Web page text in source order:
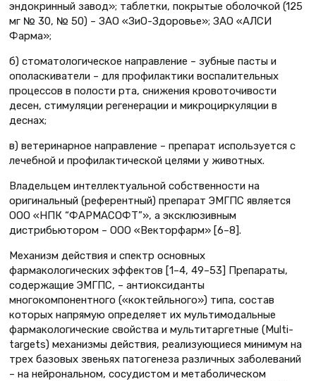
эндокринный завод»; таблетки, покрытые оболочкой (125
мг № 30, № 50) – ЗАО «ЗиО-Здоровье»; ЗАО «АЛСИ
Фарма»;
б) стоматологическое направление – зубные пасты и
ополаскиватели – для профилактики воспалительных
процессов в полости рта, снижения кровоточивости
десен, стимуляции регенерации и микроциркуляции в
деснах;
в) ветеринарное направление – препарат используется с
лечебной и профилактической целями у животных.
Владельцем интеллектуальной собственности на
оригинальный (референтный) препарат ЭМГПС является
ООО «НПК “ФАРМАСОФТ”», а эксклюзивным
дистрибьютором – ООО «Векторфарм» [6–8].
Механизм действия и спектр основных
фармакологических эффектов [1–4, 49–53] Препараты,
содержащие ЭМГПС, – антиоксиданты
многокомпонентного («коктейльного») типа, состав
которых напрямую определяет их мультимодальные
фармакологические свойства и мультитаргетные (Multi-
targets) механизмы действия, реализующиеся минимум на
трех базовых звеньях патогенеза различных заболеваний
– на нейрональном, сосудистом и метаболическом